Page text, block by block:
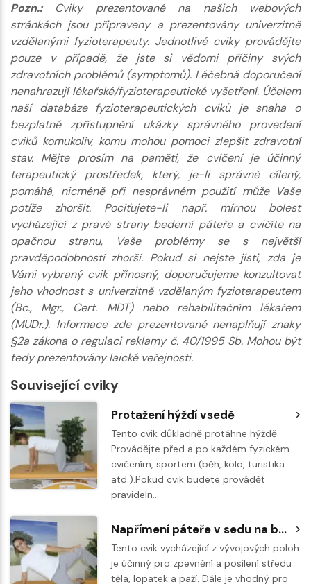
Pozn.: Cviky prezentované na našich webových
stránkách jsou připraveny a prezentovány univerzitně
vzdělanými fyzioterapeuty. Jednotlivé cviky provádějte
pouze v případě, že jste si vědomi příčiny svých
zdravotních problémů (symptomů). Léčebná doporučení
nenahrazují lékařské/fyzioterapeutické vyšetření. Účelem
naší databáze fyzioterapeutických cviků je snaha o
bezplatné zpřístupnění ukázky správného provedení
cviků komukoliv, komu mohou pomoci zlepšit zdravotní
stav. Mějte prosím na paměti, že cvičení je účinný
terapeutický prostředek, který, je-li správně cílený,
pomáhá, nicméně při nesprávném použití může Vaše
potíže zhoršit. Pociťujete-li např. mírnou bolest
vycházející z pravé strany bederní páteře a cvičíte na
opačnou stranu, Vaše problémy se s největší
pravděpodobností zhorší. Pokud si nejste jisti, zda je
Vámi vybraný cvik přínosný, doporučujeme konzultovat
jeho vhodnost s univerzitně vzdělaným fyzioterapeutem
(Bc., Mgr., Cert. MDT) nebo rehabilitačním lékařem
(MUDr.). Informace zde prezentované nenaplňují znaky
§2a zákona o regulaci reklamy č. 40/1995 Sb. Mohou být
tedy prezentovány laické veřejnosti.
Související cviky
Protažení hýždí vsedě
Tento cvik důkladně protáhne hýždě.
Provádějte před a po každém fyzickém
cvičením, sportem (běh, kolo, turistika
atd.).Pokud cvik budete provádět
pravideln…
Napřímení páteře v sedu na boku a stabilizace pánve ve vysokém šikmém sedu
Tento cvik vycházející z vývojových poloh
je účinný pro zpevnění a posílení středu
těla, lopatek a paží. Dále je vhodný pro